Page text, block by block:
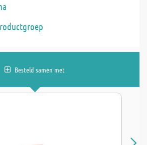
Besteld samen met